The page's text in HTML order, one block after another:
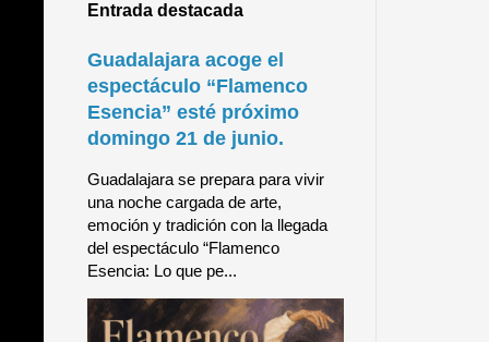
Entrada destacada
Guadalajara acoge el
espectáculo “Flamenco
Esencia” esté próximo
domingo 21 de junio.
Guadalajara se prepara para vivir
una noche cargada de arte,
emoción y tradición con la llegada
del espectáculo “Flamenco
Esencia: Lo que pe...